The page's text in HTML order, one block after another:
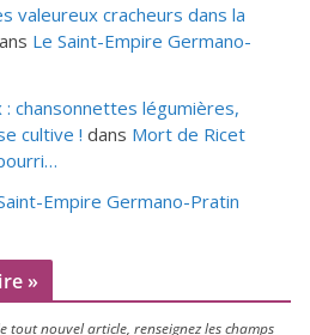
valeureux cracheurs dans la
Le Saint-Empire Germano-
chansonnettes légumières,
cultive ! dans Mort de Ricet
Empire Germano-Pratin
»
nou­vel article, ren­sei­gnez les champs